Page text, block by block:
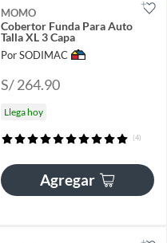
MOMO
Cobertor Funda Para Auto
Talla XL 3 Capa
Por SODIMAC
S/ 264.90
Llega hoy
(4)
Agregar